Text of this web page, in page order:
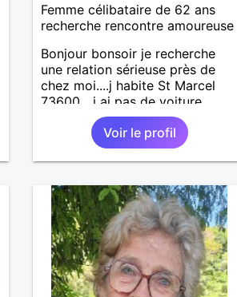
Femme célibataire de 62 ans
recherche rencontre amoureuse
Bonjour bonsoir je recherche
une relation sérieuse près de
chez moi....j habite St Marcel
73600....j ai pas de voiture
50km ... quelqu'un qui aurait
entre 55 et 64 ans...sans enfants
de préférence même adultes et
qui n aurait garder aucun
ex...si vous correspondez à ma
recherche ecrivez moi je vous
répondrai...
Voir le profil